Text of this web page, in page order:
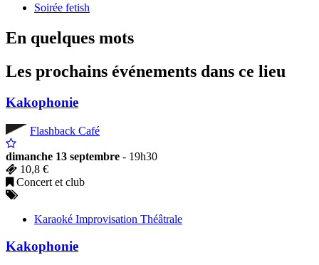
Soirée fetish
En quelques mots
Les prochains événements dans ce lieu
Kakophonie
Flashback Café
dimanche 13 septembre - 19h30
10,8 €
Concert et club
Karaoké Improvisation Théâtrale
Kakophonie